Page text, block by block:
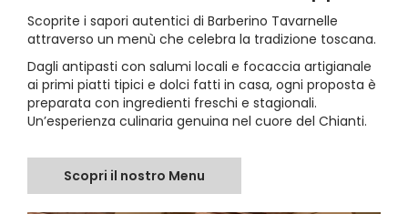
Scoprite i sapori autentici di Barberino Tavarnelle
attraverso un menù che celebra la tradizione toscana.
Dagli antipasti con salumi locali e focaccia artigianale
ai primi piatti tipici e dolci fatti in casa, ogni proposta è
preparata con ingredienti freschi e stagionali.
Un’esperienza culinaria genuina nel cuore del Chianti.
Scopri il nostro Menu